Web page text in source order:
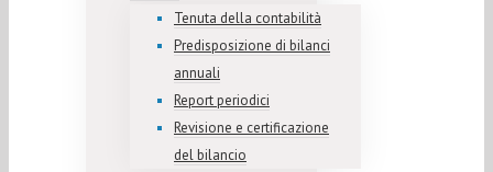
Tenuta della contabilità
Predisposizione di bilanci
annuali
Report periodici
Revisione e certificazione
del bilancio